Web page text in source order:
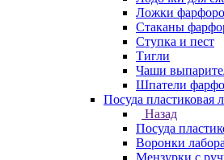
Ложки
Стаканы
Ступка и пест
Тигли
Чаши
Шпатели
Посуда пластиковая
Назад
Посуда
Воронки
Мензурки с